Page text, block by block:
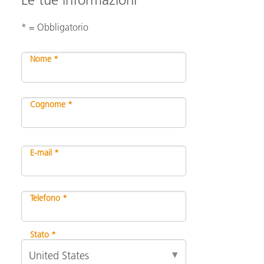
* = Obbligatorio
Nome *
Cognome *
E-mail *
Telefono *
Stato *